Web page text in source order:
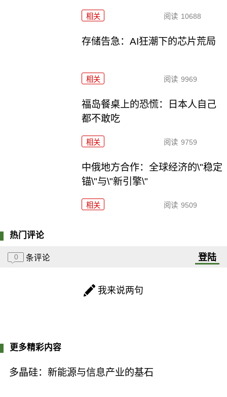
相关 阅读 10688
存储告急：AI狂潮下的芯片荒局
相关 阅读 9969
福岛餐桌上的恐慌：日本人自己
都不敢吃
相关 阅读 9759
中俄地方合作：全球经济的\"稳定
锚\"与\"新引擎\"
相关 阅读 9509
热门评论
0 条评论 登陆
我来说两句
更多精彩内容
多晶硅：新能源与信息产业的基石